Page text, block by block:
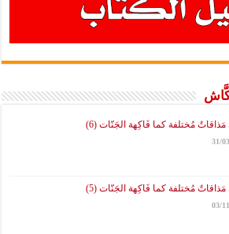
مُختلفة كما فَاكِهة الجَنّات (6)
31/
مُختلفة كما فَاكِهة الجَنّات (5)
03/